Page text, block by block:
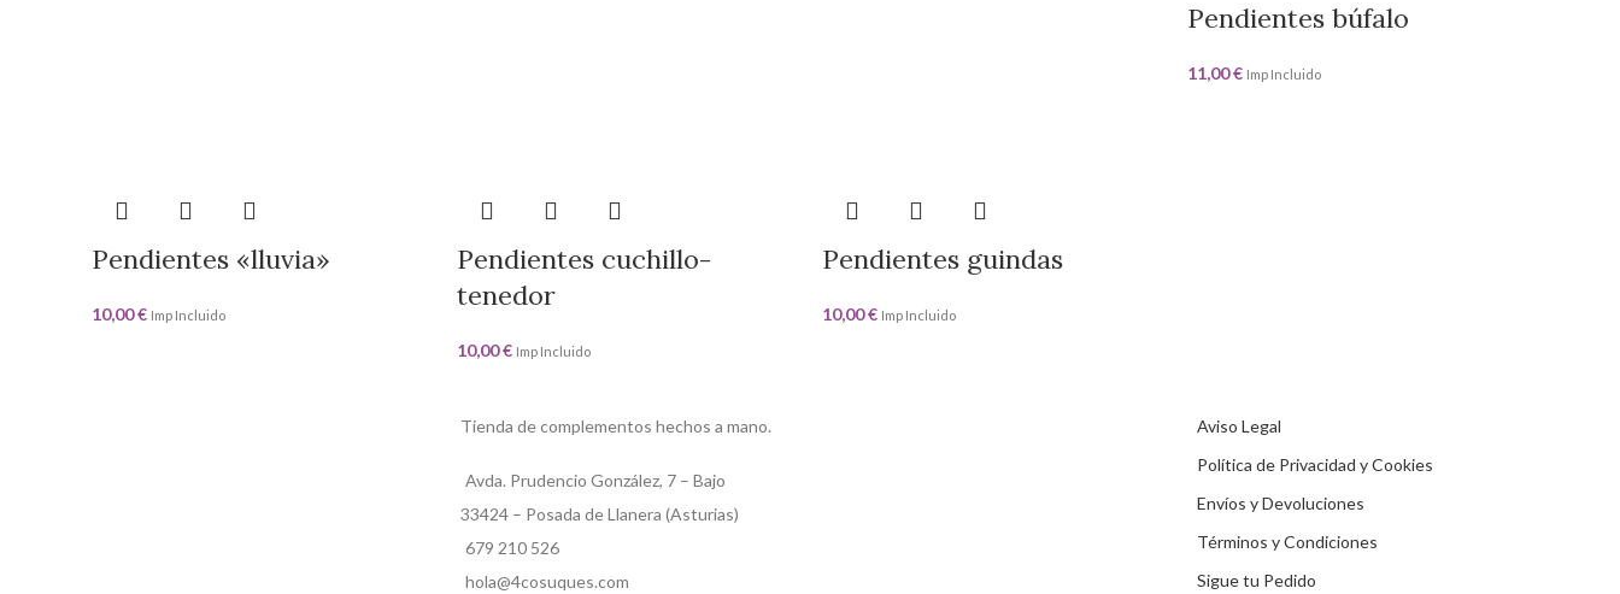
Pendientes «lluvia»
10,00€ Imp Incluido
Pendientes cuchillo-
tenedor
10,00€ Imp Incluido
Pendientes guindas
10,00€ Imp Incluido
Pendientes búfalo
11,00€ Imp Incluido
Tienda de complementos hechos a mano.
Avda. Prudencio González, 7 – Bajo
33424 – Posada de Llanera (Asturias)
679 210 526
hola@4cosuques.com
Aviso Legal
Política de Privacidad y Cookies
Envíos y Devoluciones
Términos y Condiciones
Sigue tu Pedido